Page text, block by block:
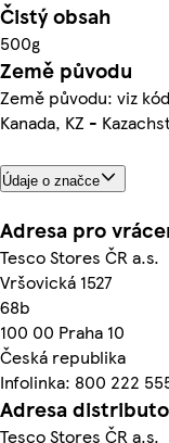
Čistý obsah
500g
Země původu
Země původu: viz
Kanada, KZ -
Údaje o značce
Adresa pro
Tesco Stores ČR a.s.
Vršovická 1527
68b
100 00 Praha 10
Česká republika
Infolinka: 800 222
Adresa
Tesco Stores ČR a.s.